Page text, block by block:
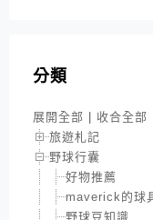
分類
展開全部 | 收合全部
旅遊札記
野球行囊
好物推薦
maverick的球
野球豆知識